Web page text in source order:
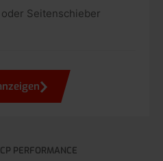
Seitenschieber
PERFORMANCE